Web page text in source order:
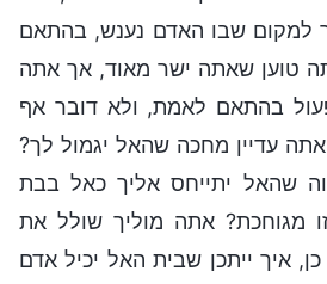
למקום שבו האדם נענש, בהתאם
טוען שאתה ישר מאוד, אך אתה
בהתאם לאמת, ולא דובר אף
עדיין מחכה שהאל יגמול לך?
שהאל יתייחס אליך כאל בבת
מגוחכת? אתה מוליך שולל את
איך ייתכן שבית האל יכיל אדם